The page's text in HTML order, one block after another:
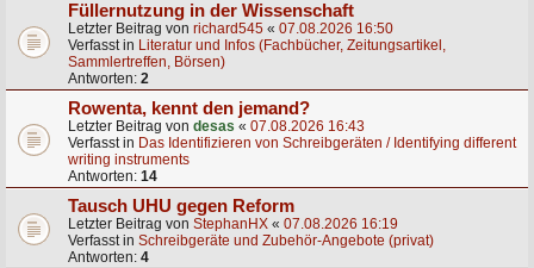
Füllernutzung in der Wissenschaft
Letzter Beitrag von richard545 « 07.08.2026 16:50
Verfasst in Literatur und Infos (Fachbücher, Zeitungsartikel,
Sammlertreffen, Börsen)
Antworten: 2
Rowenta, kennt den jemand?
Letzter Beitrag von desas « 07.08.2026 16:43
Verfasst in Das Identifizieren von Schreibgeräten / Identifying different
writing instruments
Antworten: 14
Tausch UHU gegen Reform
Letzter Beitrag von StephanHX « 07.08.2026 16:19
Verfasst in Schreibgeräte und Zubehör-Angebote (privat)
Antworten: 4